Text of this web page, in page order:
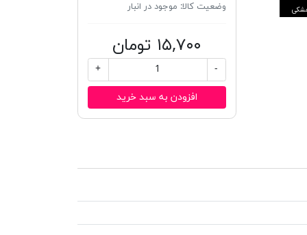
وضعیت کالا: موجود در انبار
۱۵,۷۰۰ تومان
-
+
افزودن به سبد خرید